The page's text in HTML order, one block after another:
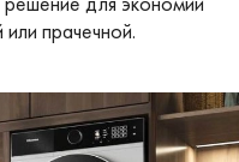
прачечной.